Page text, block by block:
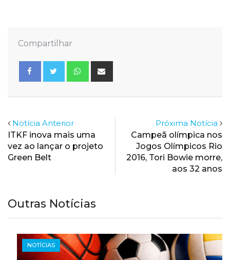
Compartilhar
Whatsapp
Notícia Anterior
ITKF inova mais uma
vez ao lançar o projeto
Green Belt
Próxima Notícia
Campeã olímpica nos
Jogos Olímpicos Rio
2016, Tori Bowie morre,
aos 32 anos
Outras Notícias
NOTÍCIAS